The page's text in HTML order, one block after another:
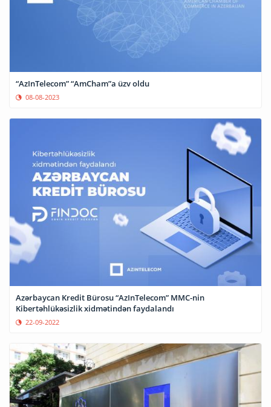
“AzInTelecom” “AmCham”a üzv oldu
08-08-2023
Azərbaycan Kredit Bürosu “AzInTelecom” MMC-nin
22-09-2022